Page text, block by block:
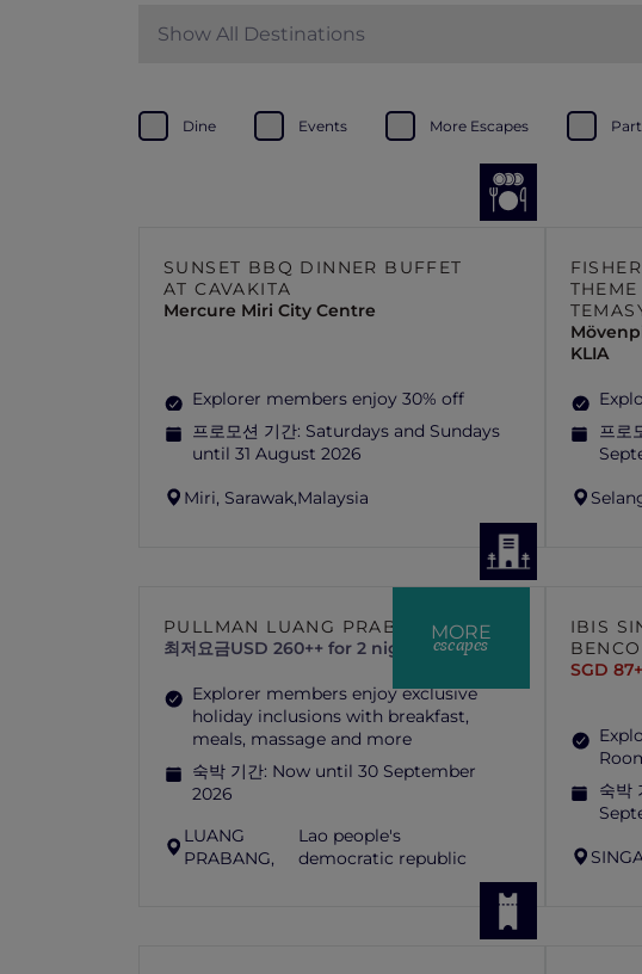
Show All Destinations
Dine Events More Escapes
SUNSET BBQ DINNER BUFFET
AT CAVAKITA
Mercure Miri City Centre
Explorer members enjoy 30% off
프로모션 기간: Saturdays and Sundays
until 31 August 2026
Miri, Sarawak,Malaysia
KLIA
프로
MORE
escapes
PULLMAN LUANG PRABANG
최저요금USD 260++ for 2 nights
Explorer members enjoy exclusive
holiday inclusions with breakfast,
meals, massage and more
숙박 기간: Now until 30 September
2026
LUANG
PRABANG,
Lao people's
democratic republic
IBIS
SGD
숙박